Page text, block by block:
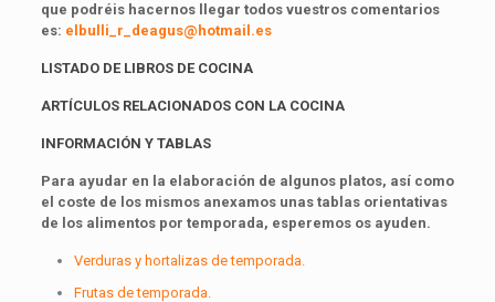
que podréis hacernos llegar todos vuestros comentarios
es: elbulli_r_deagus@hotmail.es
LISTADO DE LIBROS DE COCINA
ARTÍCULOS RELACIONADOS CON LA COCINA
INFORMACIÓN Y TABLAS
Para ayudar en la elaboración de algunos platos, así como
el coste de los mismos anexamos unas tablas orientativas
de los alimentos por temporada, esperemos os ayuden.
Verduras y hortalizas de temporada.
Frutas de temporada.